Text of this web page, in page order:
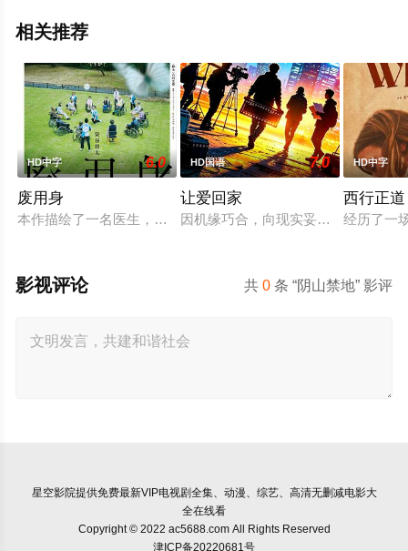
相关推荐
HD中字 6.0
废用身
本作描绘了一名医生，因一种围绕“废用身”——因瘫痪等原因
HD国语 7.0
让爱回家
因机缘巧合，向现实妥协的导演朱达
HD中字
西行正道
经历了一
共0 条 “阴山禁地” 影评
影视评论
星空影院提供免费最新VIP电视剧全集、动漫、综艺、高清无删减电影大
全在线看
Copyright © 2022 ac5688.com All Rights Reserved
津ICP备20220681号